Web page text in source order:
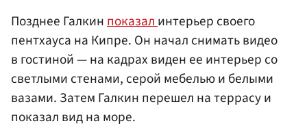
Позднее Галкинпоказалинтерьер своего
пентхауса на Кипре. Он начал снимать видео
в гостиной — на кадрах виден ее интерьер со
светлыми стенами, серой мебелью и белыми
вазами. Затем Галкин перешел на террасу и
показал вид на море.